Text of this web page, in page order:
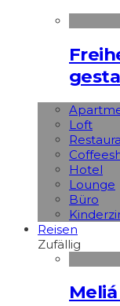
Loft
Hotel
Lounge
Büro
Reisen
Zufällig